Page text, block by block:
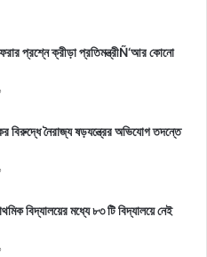
প্রশ্নে ক্রীড়া প্রতিমন্ত্রীÑ‘আর কোনো
বিরুদ্ধে নৈরাজ্য ষড়যন্ত্রের অভিযোগ তদন্তে
বিদ্যালয়ের মধ্যে ৮৩ টি বিদ্যালয়ে নেই